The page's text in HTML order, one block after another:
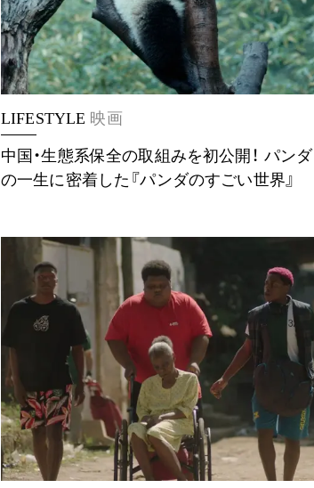
LIFESTYLE 映画
中国・生態系保全の取組みを初公開！ パンダ
の一生に密着した『パンダのすごい世界』